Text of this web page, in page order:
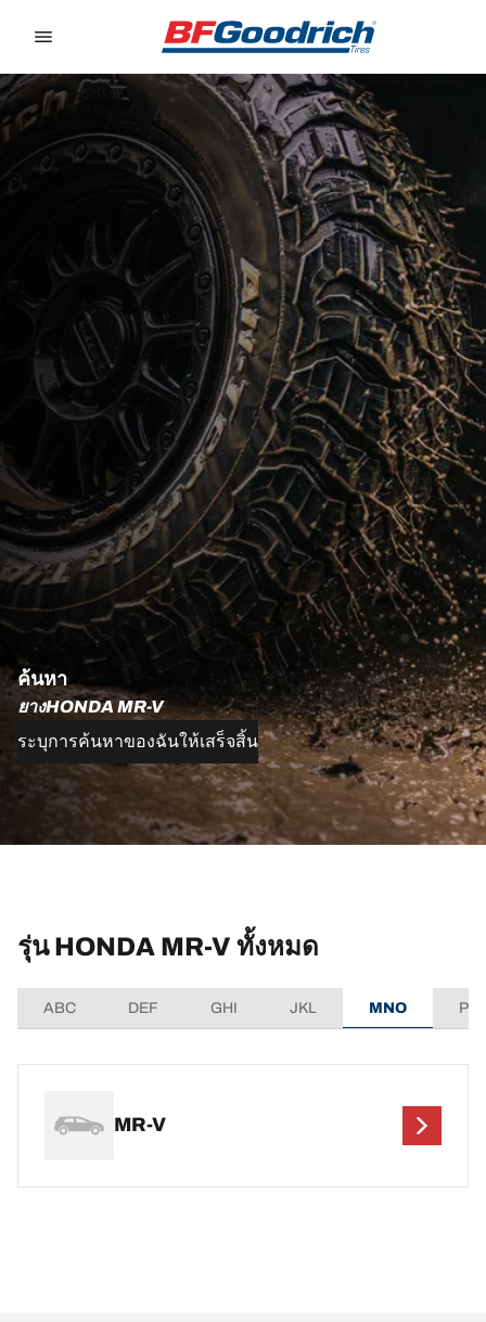
ค้นหา
ยางHONDA MR-V
ระบุการค้นหาของฉันให้เสร็จสิ้น
รุ่น HONDA MR-V ทั้งหมด
ABC DEF GHI JKL MNO
MR-V